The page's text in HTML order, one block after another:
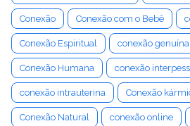
Conexão Conexão com o Bebê
Conexão Espiritual conexão genuína
Conexão Humana conexão
conexão intrauterina Conexão
Conexão Natural conexão online